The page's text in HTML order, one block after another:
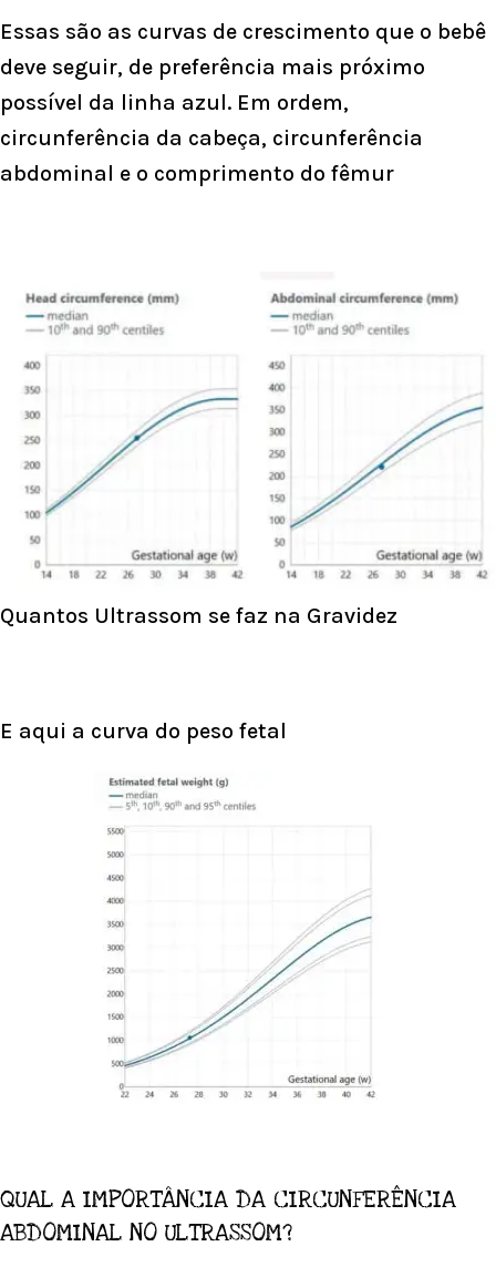
Essas são as curvas de crescimento que o bebê
deve seguir, de preferência mais próximo
possível da linha azul. Em ordem,
circunferência da cabeça, circunferência
abdominal e o comprimento do fêmur
Quantos Ultrassom se faz na Gravidez
E aqui a curva do peso fetal
QUAL A IMPORTÂNCIA DA CIRCUNFERÊNCIA
ABDOMINAL NO ULTRASSOM?